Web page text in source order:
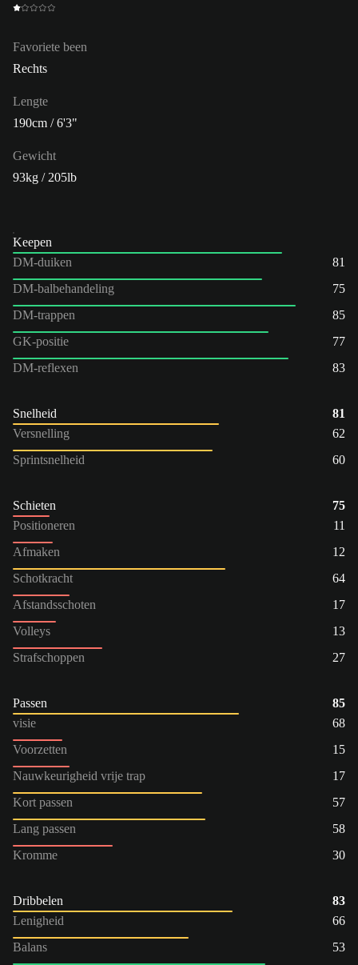
Favoriete been
Rechts
Lengte
190cm / 6'3"
Gewicht
93kg / 205lb
Keepen
DM-duiken
81
DM-balbehandeling
75
DM-trappen
85
GK-positie
77
DM-reflexen
83
Snelheid
81
Versnelling
62
Sprintsnelheid
60
Schieten
75
Positioneren
11
Afmaken
12
Schotkracht
64
Afstandsschoten
17
Volleys
13
Strafschoppen
27
Passen
85
visie
68
Voorzetten
15
Nauwkeurigheid vrije trap
17
Kort passen
57
Lang passen
58
Kromme
30
Dribbelen
83
Lenigheid
66
Balans
53